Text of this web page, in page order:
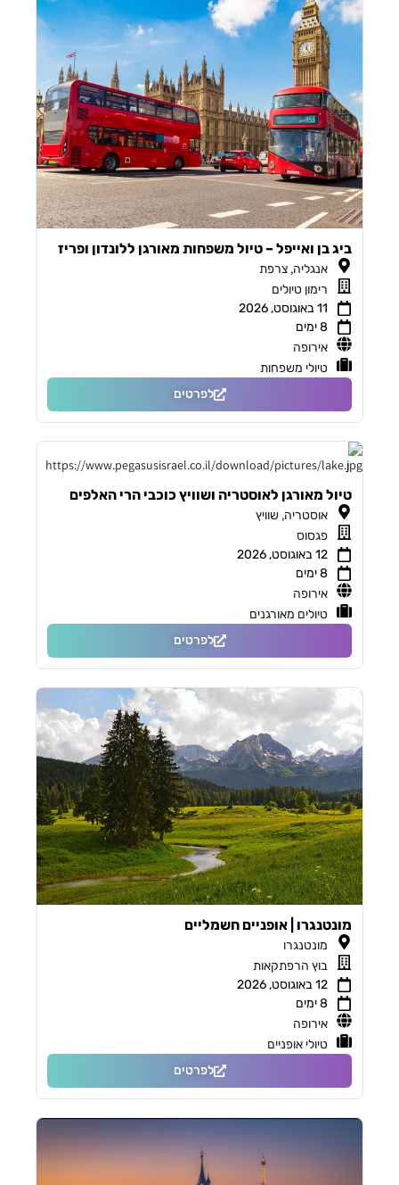
ביג בן ואייפל – טיול משפחות מאורגן ללונדון ופריז
אנגליה, צרפת
רימון טיולים
11 באוגוסט, 2026
8 ימים
אירופה
טיולי משפחות
לפרטים
טיול מאורגן לאוסטריה ושוויץ כוכבי הרי האלפים
אוסטריה, שוויץ
פגסוס
12 באוגוסט, 2026
8 ימים
אירופה
טיולים מאורגנים
לפרטים
מונטנגרו | אופניים חשמליים
מונטנגרו
בוץ הרפתקאות
12 באוגוסט, 2026
8 ימים
אירופה
טיולי אופניים
לפרטים